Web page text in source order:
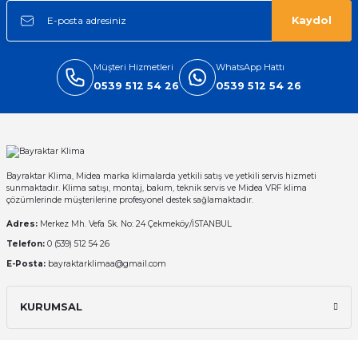
Kaydol
Müşteri Hizmetleri
0539 512 54 26
WhatsApp Hattı
0539 512 54 26
Bayraktar Klima, Midea marka klimalarda yetkili satış ve yetkili servis hizmeti
sunmaktadır. Klima satışı, montaj, bakım, teknik servis ve Midea VRF klima
çözümlerinde müşterilerine profesyonel destek sağlamaktadır.
Adres: Merkez Mh. Vefa Sk. No: 24 Çekmeköy/İSTANBUL
Telefon: 0 (539) 512 54 26
E-Posta: bayraktarklimaa@gmail.com
KURUMSAL